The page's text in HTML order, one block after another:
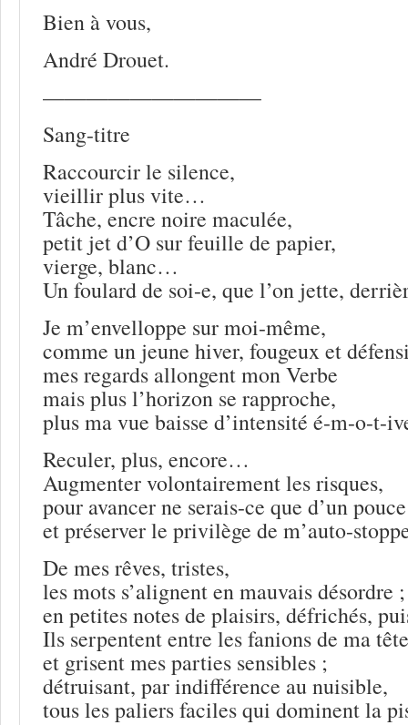
Bien à vous,
André Drouet.
——————————
Sang-titre
Raccourcir le silence,
vieillir plus vite…
Tâche, encre noire maculée,
petit jet d’O sur feuille de papier,
vierge, blanc…
Un foulard de soi-e, que l’on jette,
Je m’envelloppe sur moi-même,
comme un jeune hiver, fougeux et
mes regards allongent mon Verbe
mais plus l’horizon se rapproche,
plus ma vue baisse d’intensité é-m-o-t-
Reculer, plus, encore…
Augmenter volontairement les risques,
pour avancer ne serais-ce que d’un pouce
et préserver le privilège de m’auto-
De mes rêves, tristes,
les mots s’alignent en mauvais désordre ;
en petites notes de plaisirs, défrichés,
Ils serpentent entre les fanions de ma
et grisent mes parties sensibles ;
détruisant, par indifférence au nuisible,
tous les paliers faciles qui dominent la